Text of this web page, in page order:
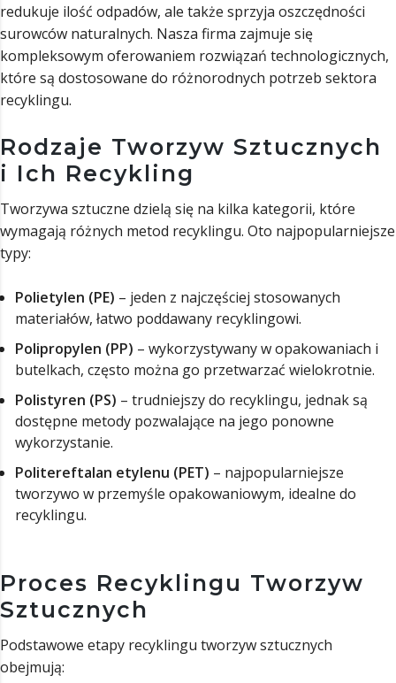
redukuje ilość odpadów, ale także sprzyja oszczędności
surowców naturalnych. Nasza firma zajmuje się
kompleksowym oferowaniem rozwiązań technologicznych,
które są dostosowane do różnorodnych potrzeb sektora
recyklingu.
Rodzaje Tworzyw Sztucznych
i Ich Recykling
Tworzywa sztuczne dzielą się na kilka kategorii, które
wymagają różnych metod recyklingu. Oto najpopularniejsze
typy:
Polietylen (PE) – jeden z najczęściej stosowanych
materiałów, łatwo poddawany recyklingowi.
Polipropylen (PP) – wykorzystywany w opakowaniach i
butelkach, często można go przetwarzać wielokrotnie.
Polistyren (PS) – trudniejszy do recyklingu, jednak są
dostępne metody pozwalające na jego ponowne
wykorzystanie.
Politereftalan etylenu (PET) – najpopularniejsze
tworzywo w przemyśle opakowaniowym, idealne do
recyklingu.
Proces Recyklingu Tworzyw
Sztucznych
Podstawowe etapy recyklingu tworzyw sztucznych
obejmują: